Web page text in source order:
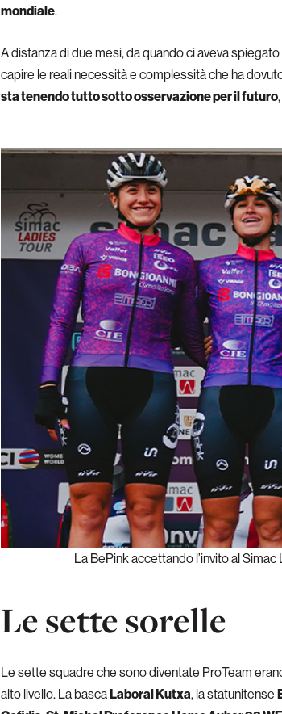
mondiale.
A distanza di due mesi, da quando ci aveva spiegato
capire le reali necessità e complessità che ha
sta tenendo tutto sotto osservazione per il futuro
La BePink accettando l’invito al
Le sette sorelle
Le sette squadre che sono diventate ProTeam
alto livello. La bascaLaboral Kutxa, la statunitense